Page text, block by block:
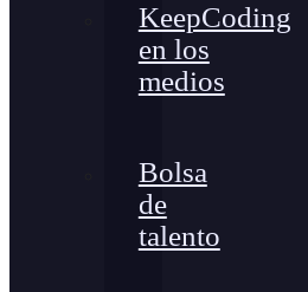
KeepCoding
en los
medios
Bolsa
de
talento